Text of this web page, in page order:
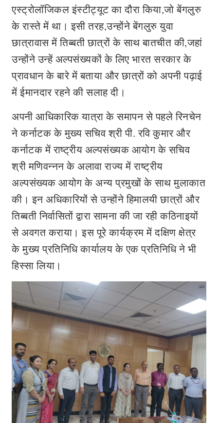
एस्ट्रोलॉजिकल इंस्टीट्यूट का दौरा किया,जो बेंगलुरु
के रास्ते में था। इसी तरह,उन्होंने बेंगलुरु युवा
छात्रावास में तिब्बती छात्रों के साथ बातचीत की,जहां
उन्होंने उन्हें अल्पसंख्यकों के लिए भारत सरकार के
प्रावधान के बारे में बताया और छात्रों को अपनी पढ़ाई
में ईमानदार रहने की सलाह दी।
अपनी आधिकारिक यात्रा के समापन से पहले रिनचेन
ने कर्नाटक के मुख्य सचिव श्री पी. रवि कुमार और
कर्नाटक में राष्ट्रीय अल्पसंख्यक आयोग के सचिव
श्री मणिवन्नन के अलावा राज्य में राष्ट्रीय
अल्पसंख्यक आयोग के अन्य प्रमुखों के साथ मुलाकात
की। इन अधिकारियों से उन्होंने हिमालयी छात्रों और
तिब्बती निर्वासितों द्वारा सामना की जा रही कठिनाइयों
से अवगत कराया। इस पूरे कार्यक्रम में दक्षिण क्षेत्र
के मुख्य प्रतिनिधि कार्यालय के एक प्रतिनिधि ने भी
हिस्सा लिया।